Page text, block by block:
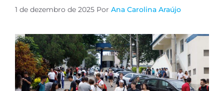
1 de dezembro de 2025 Por Ana Carolina Araújo